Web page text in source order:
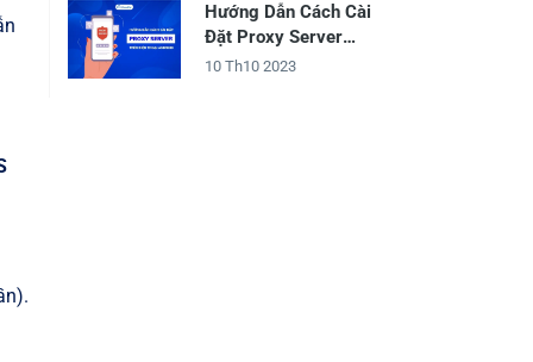
Hướng Dẫn Cách Cài
Đặt Proxy Server
Trên Điện Thoại
10 Th10 2023